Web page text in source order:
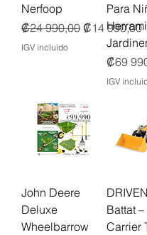
Nerfoop
Precio
₡24 990,00 Precio de
₡14 990,00
IGV incluido
Para
Precio
₡69
IGV
John Deere
Deluxe
Wheelbarrow
Battat
Carrier